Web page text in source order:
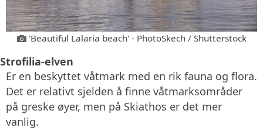
'Beautiful Lalaria beach' - PhotoSkech / Shutterstock
Strofilia-elven
Er en beskyttet våtmark med en rik fauna og flora.
Det er relativt sjelden å finne våtmarksområder
på greske øyer, men på Skiathos er det mer
vanlig.